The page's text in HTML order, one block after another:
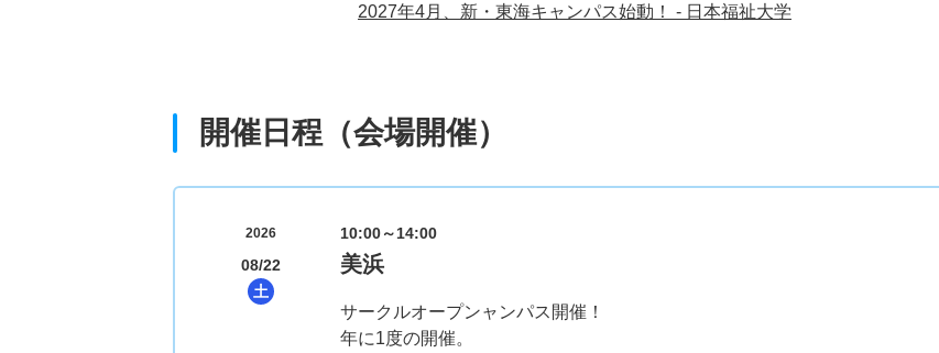
2027年4月、新・東海キャンパス始動！ - 日本福祉大学
開催日程（会場開催）
2026
08/22
土
10:00～14:00
美浜
サークルオープンャンパス開催！
年に1度の開催。